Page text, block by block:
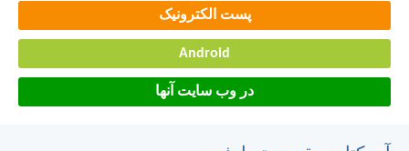
پست الکترونیک
Android
در وب سایت آنها